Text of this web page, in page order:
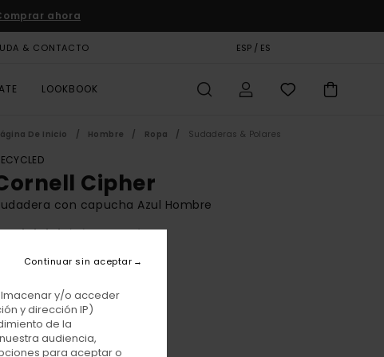
ahora
& CONTACTO ESP / ES
LOOKBOOK
De Inicio Hombre Ropa Sudaderas & Polares
Cipher
con capucha Azul Hombre
ECO-BONUS
€
PROMO -25% EXTRA
y/o acceder
y dirección IP)
de la
audiencia,
para aceptar o
Continuar sin aceptar